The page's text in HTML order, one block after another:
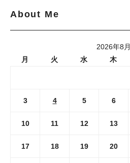
About Me
2026年8月
月
火 水 木
3 4 5 6
10 11 12 13
17 18 19 20